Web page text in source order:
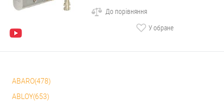
До порівняння
У обране
ABARO(478)
ABLOY(653)